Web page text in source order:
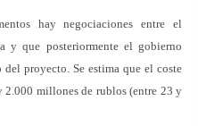
hay negociaciones entre el
y que posteriormente el gobierno
proyecto. Se estima que el coste
2.000 millones de rublos (entre 23 y